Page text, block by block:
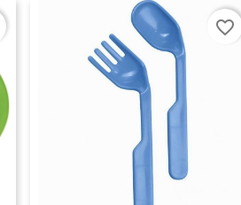
favorite_border